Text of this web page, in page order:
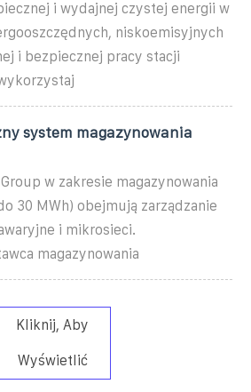
i wydajnej czystej energii w
niskoemisyjnych
i bezpiecznej pracy stacji
system magazynowania
w zakresie magazynowania
30 MWh) obejmują zarządzanie
i mikrosieci.
magazynowania
Kliknij, Aby
Wyświetlić